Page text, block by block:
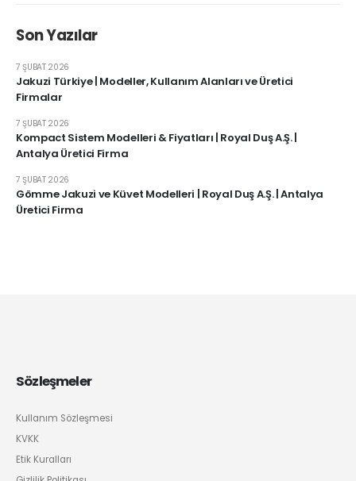
Son Yazılar
Jakuzi Türkiye | Modeller, Kullanım Alanları ve Üretici
Firmalar
7 ŞUBAT 2026
Kompact Sistem Modelleri & Fiyatları | Royal Duş A.Ş. |
Antalya Üretici Firma
7 ŞUBAT 2026
Gömme Jakuzi ve Küvet Modelleri | Royal Duş A.Ş. | Antalya
Üretici Firma
7 ŞUBAT 2026
Sözleşmeler
Kullanım Sözleşmesi
KVKK
Etik Kuralları